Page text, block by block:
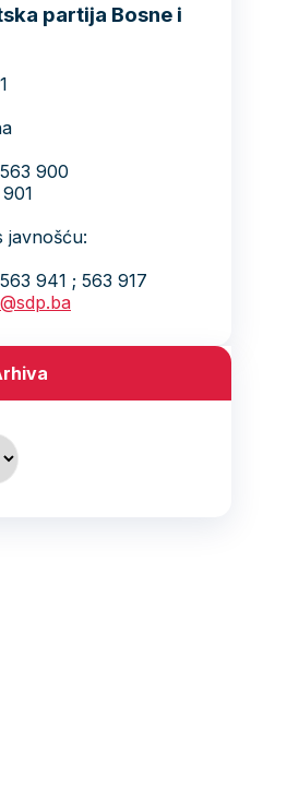
partija Bosne i
900
javnošću:
941 ; 563 917